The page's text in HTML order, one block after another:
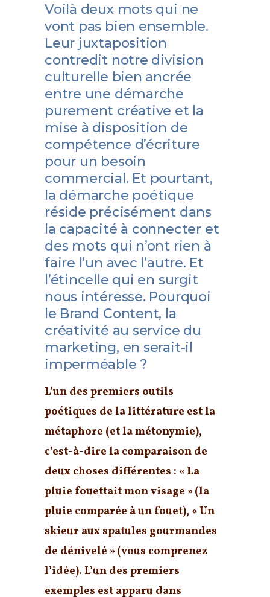
Voilà deux mots qui ne
vont pas bien ensemble.
Leur juxtaposition
contredit notre division
culturelle bien ancrée
entre une démarche
purement créative et la
mise à disposition de
compétence d’écriture
pour un besoin
commercial. Et pourtant,
la démarche poétique
réside précisément dans
la capacité à connecter et
des mots qui n’ont rien à
faire l’un avec l’autre. Et
l’étincelle qui en surgit
nous intéresse. Pourquoi
le Brand Content, la
créativité au service du
marketing, en serait-il
imperméable ?
L’un des premiers outils
poétiques de la littérature est la
métaphore (et la métonymie),
c’est-à-dire la comparaison de
deux choses différentes : « La
pluie fouettait mon visage » (la
pluie comparée à un fouet), « Un
skieur aux spatules gourmandes
de dénivelé » (vous comprenez
l’idée). L’un des premiers
exemples est apparu dans